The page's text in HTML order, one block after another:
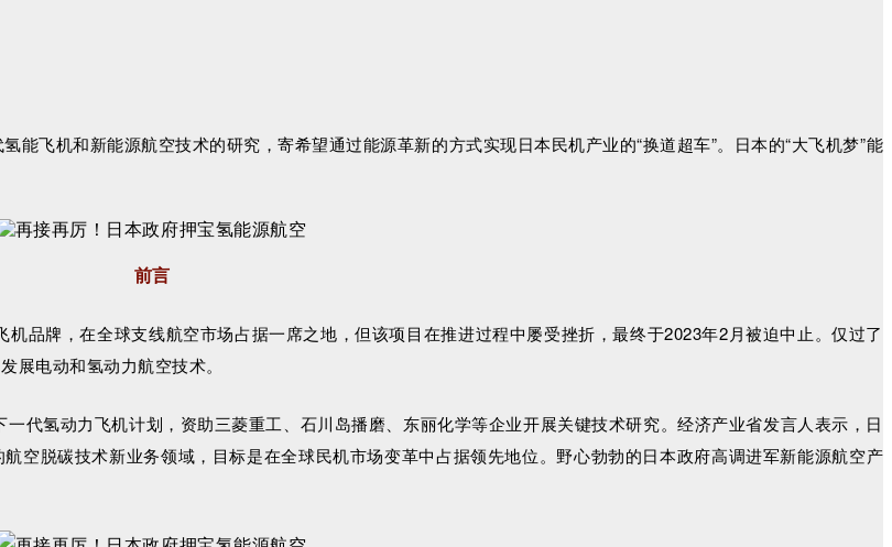
飞机和新能源航空技术的研究，寄希望通过能源革新的方式实现日本民机产业的“换道超车”。日本的“大飞机梦”能
前言
品牌，在全球支线航空市场占据一席之地，但该项目在推进过程中屡受挫折，最终于2023年2月被迫中止。仅过了
展电动和氢动力航空技术。
代氢动力飞机计划，资助三菱重工、石川岛播磨、东丽化学等企业开展关键技术研究。经济产业省发言人表示，日
空脱碳技术新业务领域，目标是在全球民机市场变革中占据领先地位。野心勃勃的日本政府高调进军新能源航空产